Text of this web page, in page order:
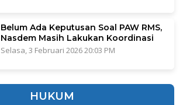
Belum Ada Keputusan Soal PAW RMS,
Nasdem Masih Lakukan Koordinasi
Selasa, 3 Februari 2026 20:03 PM
HUKUM